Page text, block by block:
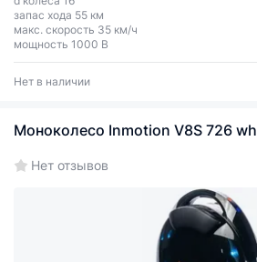
запас хода 55 км
макс. скорость 35 км/ч
мощность 1000 В
Нет в наличии
Моноколесо Inmotion V8S 726 wh
Нет отзывов